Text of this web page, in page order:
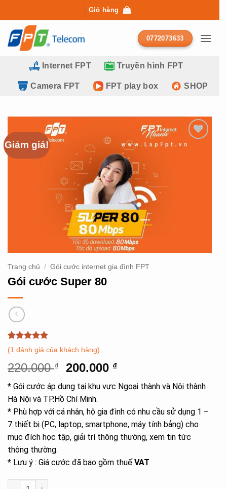
qua
nội
dung
Giỏ hàng
0772073633
Internet FPT Truyền hình FPT
Camera FPT FPT play box SHOP
Giảm giá!
Add to
Trang chủ / Gói cước internet gia đình FPT
Gói cước Super 80
5trên 5
dựa trên
1
đánh giá
(1 đánh giá của khách hàng)
220.000₫
Giá
là:
220.000 ₫.
200.000 ₫Giá
tại
200.000 ₫.
* Gói cước áp dụng tại khu vực Ngoại thành và Nội thành
Hà Nội và TP.Hồ Chí Minh.
* Phù hợp với cá nhân, hộ gia đình có nhu cầu sử dụng 1 –
7 thiết bị (PC, laptop, smartphone, máy tính bảng) cho
mục đích học tập, giải trí thông thường, xem tin tức
thông thường.
* Lưu ý : Giá cước đã bao gồm thuế VAT
Gói cước Super 80 số lượng